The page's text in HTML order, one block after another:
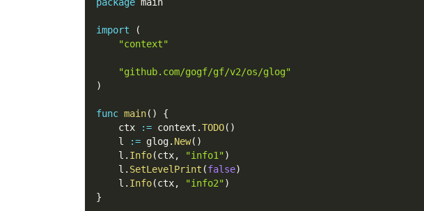
package main
import
(
"context"
"github.com/gogf/gf/v2/os/glog"
)
func main( )
{
    ctx
:= context .TODO( )
    l
:= glog. New( )
    l
. Info(ctx, "info1")
    l
. SetLevelPrint (false)
    l
. Info(ctx, "info2")
}